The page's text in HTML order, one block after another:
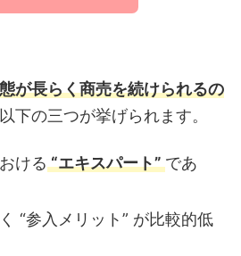
が長らく商売を続けられるの
下の三つが挙げられます。
ける“エキスパート”であ
“参入メリット” が比較的低